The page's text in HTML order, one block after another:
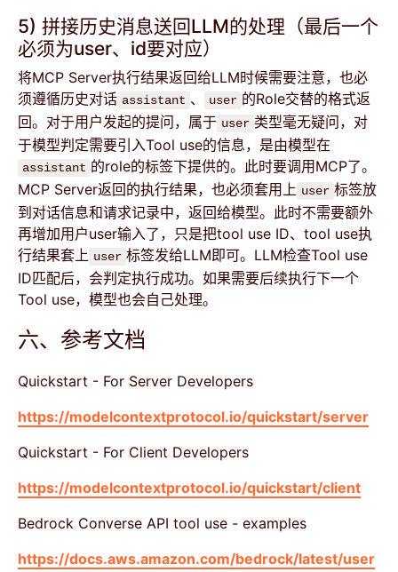
5) 拼接历史消息送回LLM的处理（最后一个
必须为user、id要对应）
将MCP Server执行结果返回给LLM时候需要注意，也必
须遵循历史对话 assistant 、 user 的Role交替的格式返
回。对于用户发起的提问，属于 user 类型毫无疑问，对
于模型判定需要引入Tool use的信息，是由模型在
assistant 的role的标签下提供的。此时要调用MCP了。
MCP Server返回的执行结果，也必须套用上 user 标签放
到对话信息和请求记录中，返回给模型。此时不需要额外
再增加用户user输入了，只是把tool use ID、tool use执
行结果套上 user 标签发给LLM即可。LLM检查Tool use
ID匹配后，会判定执行成功。如果需要后续执行下一个
Tool use，模型也会自己处理。
六、参考文档
Quickstart - For Server Developers
https://modelcontextprotocol.io/quickstart/server
Quickstart - For Client Developers
https://modelcontextprotocol.io/quickstart/client
Bedrock Converse API tool use - examples
https://docs.aws.amazon.com/bedrock/latest/user